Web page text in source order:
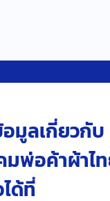
มูลเกี่ยวกับ
พ่อค้าผ้าไ
ด้ที่